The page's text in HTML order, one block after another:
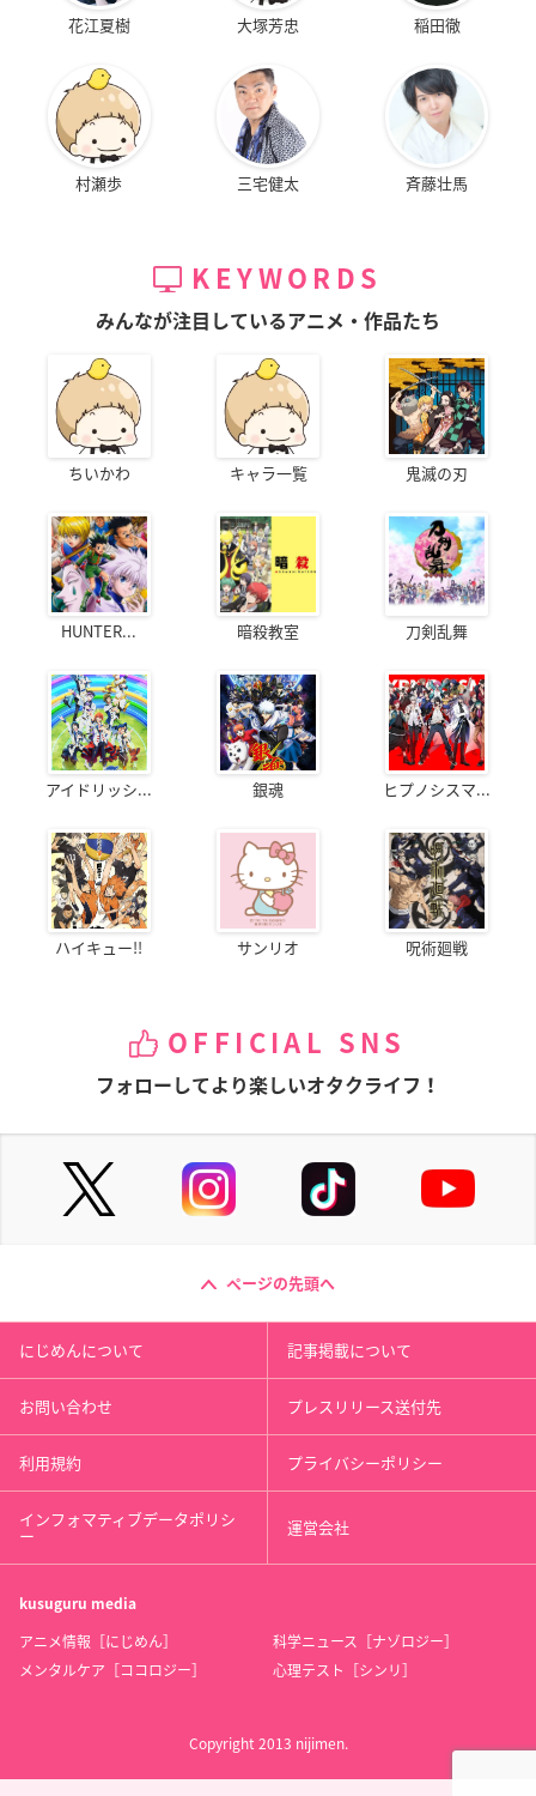
花江夏樹 大塚芳忠 稲田徹
村瀬歩 三宅健太 斉藤壮馬
KEYWORDS
みんなが注目しているアニメ・作品たち
ちいかわ キャラ一覧 鬼滅の刃
HUNTER... 暗殺教室 刀剣乱舞
アイドリッシ... 銀魂 ヒプノシスマ...
ハイキュー!! サンリオ 呪術廻戦
OFFICIAL SNS
フォローしてより楽しいオタクライフ！
ページの先頭へ
にじめんについて 記事掲載について
お問い合わせ プレスリリース送付先
利用規約 プライバシーポリシー
インフォマティブデータポリシ
ー 運営会社
kusuguru media
アニメ情報［にじめん］
科学ニュース［ナゾロジー］
メンタルケア［ココロジー］
心理テスト［シンリ］
Copyright 2013 nijimen.